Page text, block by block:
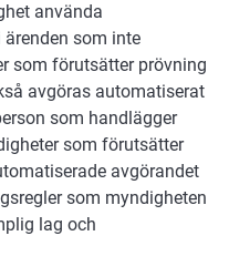
använda
som inte
som förutsätter prövning
avgöras automatiserat
som handlägger
som förutsätter
avgörandet
som myndigheten
lag och